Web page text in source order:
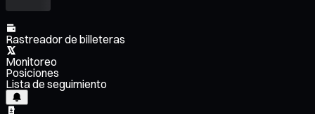
Rastreador de billeteras
Monitoreo
Posiciones
Lista de seguimiento